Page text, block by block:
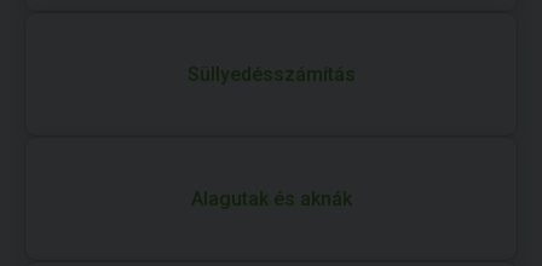
Süllyedésszámítás
Alagutak és aknák